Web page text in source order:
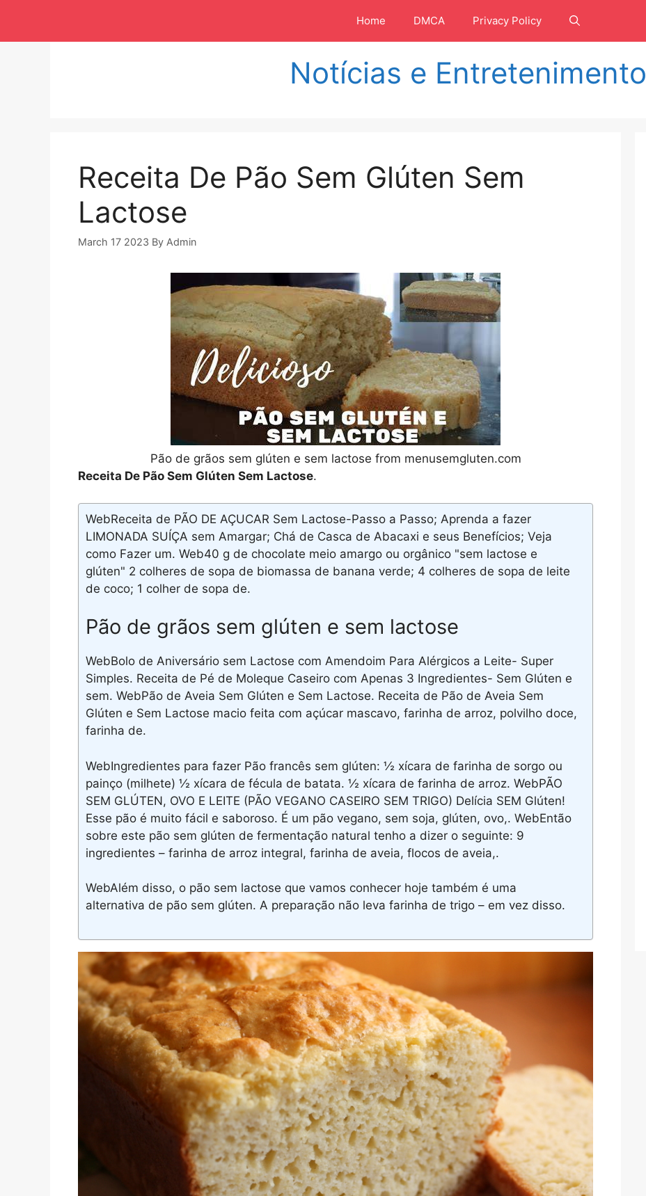
isi
Home DMCA Privacy Policy
Notícias e Entretenimento
Receita De Pão Sem Glúten Sem
Lactose
March 17 2023 By Admin
Pão de grãos sem glúten e sem lactose from menusemgluten.com
Receita De Pão Sem Glúten Sem Lactose.
WebReceita de PÃO DE AÇUCAR Sem Lactose-Passo a Passo; Aprenda a fazer
LIMONADA SUÍÇA sem Amargar; Chá de Casca de Abacaxi e seus Benefícios; Veja
como Fazer um. Web40 g de chocolate meio amargo ou orgânico "sem lactose e
glúten" 2 colheres de sopa de biomassa de banana verde; 4 colheres de sopa de leite
de coco; 1 colher de sopa de.
Pão de grãos sem glúten e sem lactose
WebBolo de Aniversário sem Lactose com Amendoim Para Alérgicos a Leite- Super
Simples. Receita de Pé de Moleque Caseiro com Apenas 3 Ingredientes- Sem Glúten e
sem. WebPão de Aveia Sem Glúten e Sem Lactose. Receita de Pão de Aveia Sem
Glúten e Sem Lactose macio feita com açúcar mascavo, farinha de arroz, polvilho doce,
farinha de.
WebIngredientes para fazer Pão francês sem glúten: ½ xícara de farinha de sorgo ou
painço (milhete) ½ xícara de fécula de batata. ½ xícara de farinha de arroz. WebPÃO
SEM GLÚTEN, OVO E LEITE (PÃO VEGANO CASEIRO SEM TRIGO) Delícia SEM Glúten!
Esse pão é muito fácil e saboroso. É um pão vegano, sem soja, glúten, ovo,. WebEntão
sobre este pão sem glúten de fermentação natural tenho a dizer o seguinte: 9
ingredientes – farinha de arroz integral, farinha de aveia, flocos de aveia,.
WebAlém disso, o pão sem lactose que vamos conhecer hoje também é uma
alternativa de pão sem glúten. A preparação não leva farinha de trigo – em vez disso.